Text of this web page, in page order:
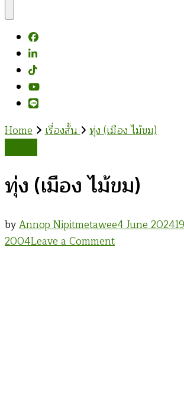
Home เรื่องสั้น ทุ่ง (เมือง ไม้ขม)
ทุ่ง (เมือง ไม้ขม)
byAnnop Nipitmetawee4 June 2024
2004Leave a Commenton